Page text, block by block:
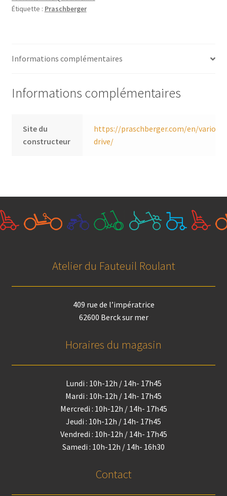
Étiquette : Praschberger
Informations complémentaires
Informations complémentaires
Site du
constructeur
https://praschberger.com/en/vario-
drive/
Atelier du Fauteuil Roulant
409 rue de l’impératrice
62600 Berck sur mer
Horaires du magasin
Lundi : 10h-12h / 14h- 17h45
Mardi : 10h-12h / 14h- 17h45
Mercredi : 10h-12h / 14h- 17h45
Jeudi : 10h-12h / 14h- 17h45
Vendredi : 10h-12h / 14h- 17h45
Samedi : 10h-12h / 14h- 16h30
Contact